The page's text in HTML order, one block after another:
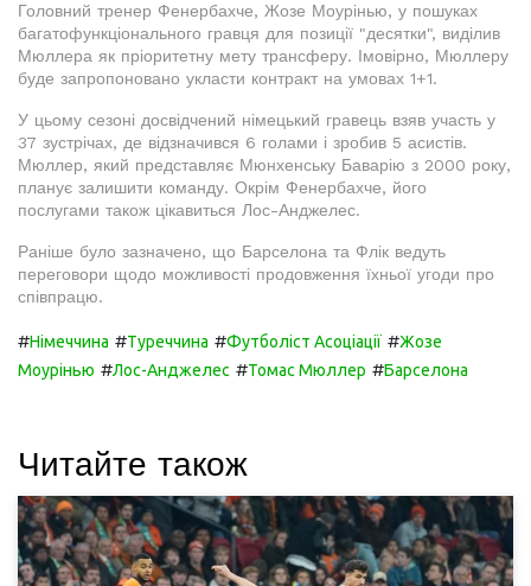
Головний тренер Фенербахче, Жозе Моурінью, у пошуках
багатофункціонального гравця для позиції "десятки", виділив
Мюллера як пріоритетну мету трансферу. Імовірно, Мюллеру
буде запропоновано укласти контракт на умовах 1+1.
У цьому сезоні досвідчений німецький гравець взяв участь у
37 зустрічах, де відзначився 6 голами і зробив 5 асистів.
Мюллер, який представляє Мюнхенську Баварію з 2000 року,
планує залишити команду. Окрім Фенербахче, його
послугами також цікавиться Лос-Анджелес.
Раніше було зазначено, що Барселона та Флік ведуть
переговори щодо можливості продовження їхньої угоди про
співпрацю.
#Німеччина #Туреччина #Футболіст Асоціації #Жозе
Моурінью #Лос-Анджелес #Томас Мюллер #Барселона
Читайте також